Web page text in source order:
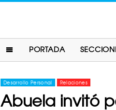
PORTADA
Desarrollo Personal Relaciones
Abuela invitó